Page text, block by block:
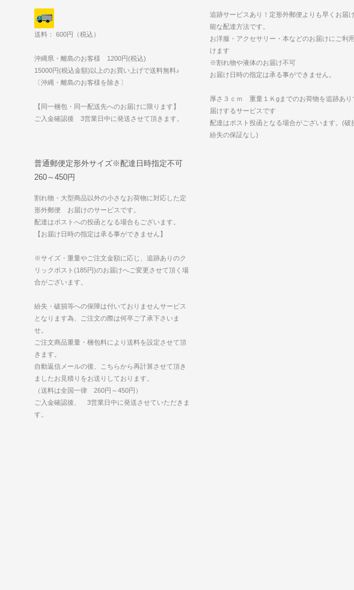
送料： 600円（税込）
沖縄県・離島のお客様 1200円(税込)
15000円(税込金額)以上のお買い上げで送料無料♪
〔沖縄・離島のお客様を除き〕
【同一梱包・同一配送先へのお届けに限ります】
ご入金確認後 3営業日中に発送させて頂きます。
追跡サービスあり！定形外郵便よりも早くお届
能な配達方法です。
お洋服・アクセサリー・本などのお届けにご利
けます
※割れ物や液体のお届け不可
お届け日時の指定は承る事ができません。
厚さ３ｃｍ 重量１Ｋgまでのお荷物を追跡あり
届けするサービスです
配達はポスト投函となる場合がございます。(破
紛失の保証なし)
普通郵便定形外サイズ※配達日時指定不可
260～450円
割れ物・大型商品以外の小さなお荷物に対応した定
形外郵便 お届けのサービスです。
配達はポストへの投函となる場合もございます。
【お届け日時の指定は承る事ができません】
※サイズ・重量やご注文金額に応じ、追跡ありのク
リックポスト(185円)のお届けへご変更させて頂く場
合がございます。
紛失・破損等への保障は付いておりませんサービス
となります為、ご注文の際は何卒ご了承下さいま
せ。
ご注文商品重量・梱包料により送料を設定させて頂
きます。
自動返信メールの後、こちらから再計算させて頂き
ましたお見積りをお送りしております。
（送料は全国一律 260円～450円）
ご入金確認後、 3営業日中に発送させていただきま
す。